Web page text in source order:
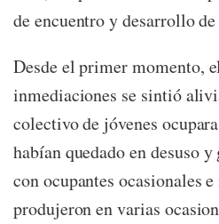
de encuentro y desarrollo
Desde el primer momento,
inmediaciones se sintió
colectivo de jóvenes
habían quedado en desuso
con ocupantes ocasionales
produjeron en varias